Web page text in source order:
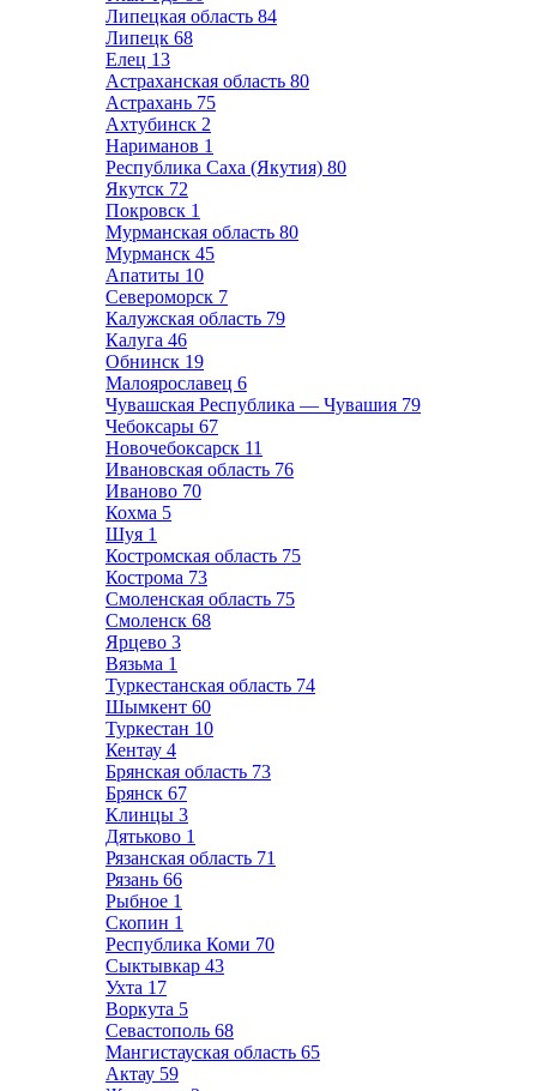
Липецкая область 84
Липецк 68
Елец 13
Астраханская область 80
Астрахань 75
Ахтубинск 2
Нариманов 1
Республика Саха (Якутия) 80
Якутск 72
Покровск 1
Мурманская область 80
Мурманск 45
Апатиты 10
Североморск 7
Калужская область 79
Калуга 46
Обнинск 19
Малоярославец 6
Чувашская Республика — Чувашия 79
Чебоксары 67
Новочебоксарск 11
Ивановская область 76
Иваново 70
Кохма 5
Шуя 1
Костромская область 75
Кострома 73
Смоленская область 75
Смоленск 68
Ярцево 3
Вязьма 1
Туркестанская область 74
Шымкент 60
Туркестан 10
Кентау 4
Брянская область 73
Брянск 67
Клинцы 3
Дятьково 1
Рязанская область 71
Рязань 66
Рыбное 1
Скопин 1
Республика Коми 70
Сыктывкар 43
Ухта 17
Воркута 5
Севастополь 68
Мангистауская область 65
Актау 59